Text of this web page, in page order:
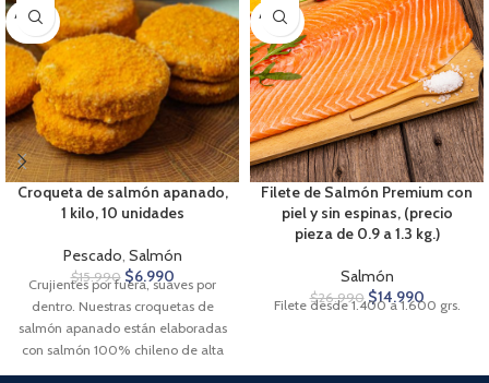
AGOTA
DO
Croqueta de salmón apanado,
1 kilo, 10 unidades
Pescado, Salmón
$15.990 $6.990
Crujientes por fuera, suaves por
dentro. Nuestras croquetas de
salmón apanado están elaboradas
con salmón 100% chileno de alta
calidad. El salmón,
AGOTA
DO
Filete de Salmón Premium con
piel y sin espinas, (precio
pieza de 0.9 a 1.3 kg.)
Salmón
$26.990 $14.990
Filete desde 1.400 a 1.600 grs.